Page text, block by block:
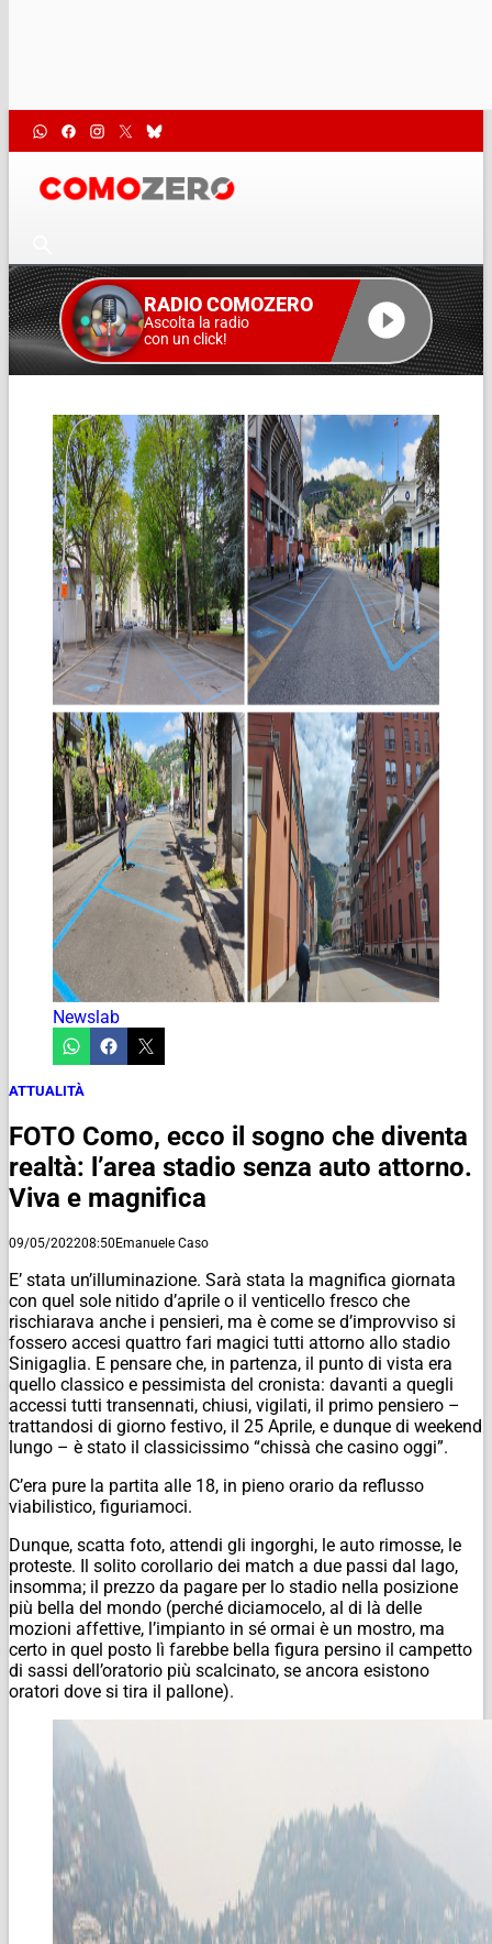
RADIO COMOZERO
Ascolta la radio
con un click!
Newslab
ATTUALITÀ
FOTO Como, ecco il sogno che diventa
realtà: l’area stadio senza auto attorno.
Viva e magnifica
09/05/202208:50Emanuele Caso
E’ stata un’illuminazione. Sarà stata la magnifica giornata
con quel sole nitido d’aprile o il venticello fresco che
rischiarava anche i pensieri, ma è come se d’improvviso si
fossero accesi quattro fari magici tutti attorno allo stadio
Sinigaglia. E pensare che, in partenza, il punto di vista era
quello classico e pessimista del cronista: davanti a quegli
accessi tutti transennati, chiusi, vigilati, il primo pensiero –
trattandosi di giorno festivo, il 25 Aprile, e dunque di weekend
lungo – è stato il classicissimo “chissà che casino oggi”.
C’era pure la partita alle 18, in pieno orario da reflusso
viabilistico, figuriamoci.
Dunque, scatta foto, attendi gli ingorghi, le auto rimosse, le
proteste. Il solito corollario dei match a due passi dal lago,
insomma; il prezzo da pagare per lo stadio nella posizione
più bella del mondo (perché diciamocelo, al di là delle
mozioni affettive, l’impianto in sé ormai è un mostro, ma
certo in quel posto lì farebbe bella figura persino il campetto
di sassi dell’oratorio più scalcinato, se ancora esistono
oratori dove si tira il pallone).